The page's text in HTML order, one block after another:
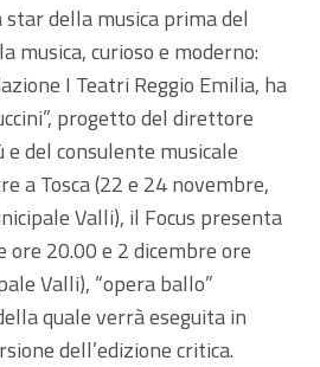
star della musica prima del
musica, curioso e moderno:
I Teatri Reggio Emilia, ha
progetto del direttore
del consulente musicale
a Tosca (22 e 24 novembre,
Valli), il Focus presenta
ore 20.00 e 2 dicembre ore
Valli), “opera ballo”
quale verrà eseguita in
dell’edizione critica.